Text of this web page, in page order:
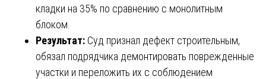
кладки на 35% по сравнению с монолитным
блоком.
Результат: Суд признал дефект строительным,
обязал подрядчика демонтировать поврежденные
участки и переложить их с соблюдением